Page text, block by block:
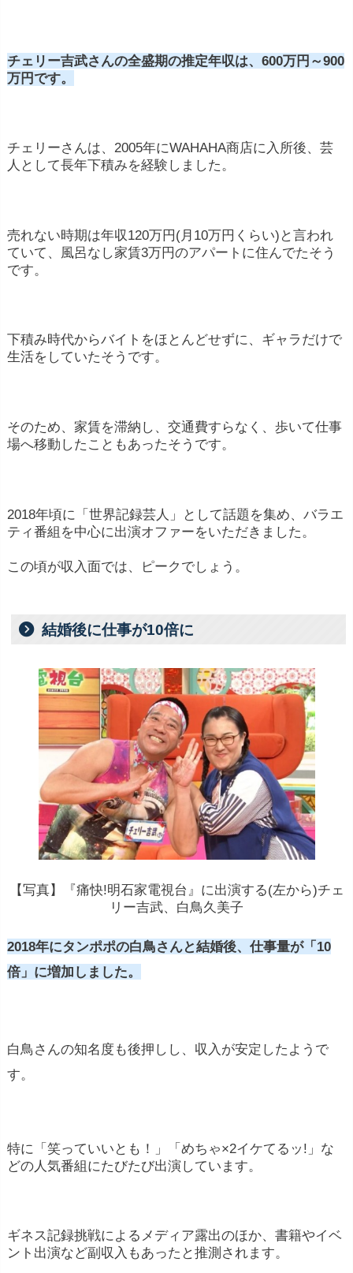
チェリー吉武さんの全盛期の推定年収は、600万円～900
万円です。
チェリーさんは、2005年にWAHAHA商店に入所後、芸
人として長年下積みを経験しました。
売れない時期は年収120万円(月10万円くらい)と言われ
ていて、風呂なし家賃3万円のアパートに住んでたそう
です。
下積み時代からバイトをほとんどせずに、ギャラだけで
生活をしていたそうです。
そのため、家賃を滞納し、交通費すらなく、歩いて仕事
場へ移動したこともあったそうです。
2018年頃に「世界記録芸人」 として話題 を集め、 バラエ
ティ番組 を中心に出演オファーをいただきました。
この頃が収入面では、ピークでしょう。
結婚後に仕事が10倍に
【写真】『痛快!明石家電視台』に出演する(左から)チェ
リー吉武、白鳥久美子
2018年にタンポポの白鳥さんと結婚後、仕事量が「10
倍」に増加しました。
白鳥さんの知名度も後押しし、収入が安定したようで
す。
特に 「笑っていい とも！」「めちゃ×2イケてるッ!」 な
どの人気番組にたびたび出演しています。
ギネス記録挑戦によるメディア露出のほか、 書籍やイベ
ント 出演など副 収入 もあった と推測 されます。